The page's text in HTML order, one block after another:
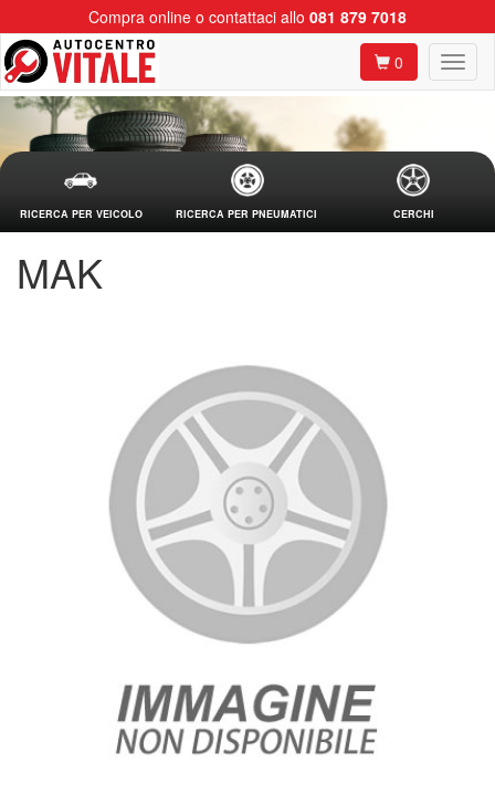
Compra online o contattaci allo 081 879 7018
0
RICERCA PER VEICOLO RICERCA PER PNEUMATICI CERCHI
MAK